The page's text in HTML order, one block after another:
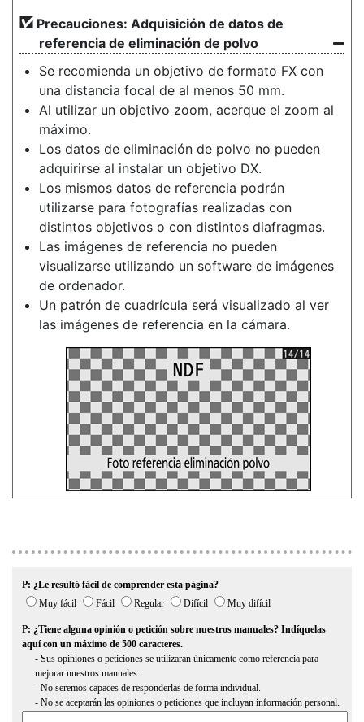
Precauciones: Adquisición de datos de
referencia de eliminación de polvo
Se recomienda un objetivo de formato FX con
una distancia focal de al menos 50 mm.
Al utilizar un objetivo zoom, acerque el zoom al
máximo.
Los datos de eliminación de polvo no pueden
adquirirse al instalar un objetivo DX.
Los mismos datos de referencia podrán
utilizarse para fotografías realizadas con
distintos objetivos o con distintos diafragmas.
Las imágenes de referencia no pueden
visualizarse utilizando un software de imágenes
de ordenador.
Un patrón de cuadrícula será visualizado al ver
las imágenes de referencia en la cámara.